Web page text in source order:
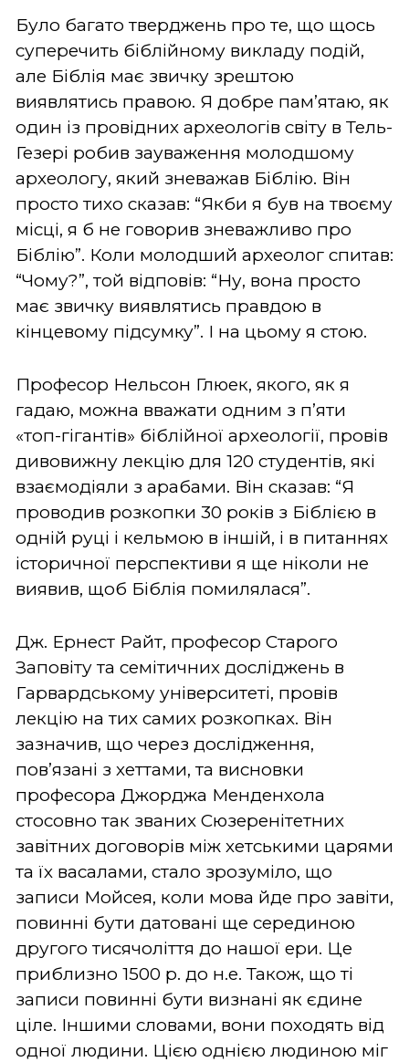
Було багато тверджень про те, що щось
суперечить біблійному викладу подій,
але Біблія має звичку зрештою
виявлятись правою. Я добре пам’ятаю, як
один із провідних археологів світу в Тель-
Гезері робив зауваження молодшому
археологу, який зневажав Біблію. Він
просто тихо сказав: “Якби я був на твоєму
місці, я б не говорив зневажливо про
Біблію”. Коли молодший археолог спитав:
“Чому?”, той відповів: “Ну, вона просто
має звичку виявлятись правдою в
кінцевому підсумку”. І на цьому я стою.
Професор Нельсон Глюек, якого, як я
гадаю, можна вважати одним з п’яти
«топ-гігантів» біблійної археології, провів
дивовижну лекцію для 120 студентів, які
взаємодіяли з арабами. Він сказав: “Я
проводив розкопки 30 років з Біблією в
одній руці і кельмою в іншій, і в питаннях
історичної перспективи я ще ніколи не
виявив, щоб Біблія помилялася”.
Дж. Ернест Райт, професор Старого
Заповіту та семітичних досліджень в
Гарвардському університеті, провів
лекцію на тих самих розкопках. Він
зазначив, що через дослідження,
пов’язані з хеттами, та висновки
професора Джорджа Менденхола
стосовно так званих Сюзеренітетних
завітних договорів між хетськими царями
та їх васалами, стало зрозуміло, що
записи Мойсея, коли мова йде про завіти,
повинні бути датовані ще серединою
другого тисячоліття до нашої ери. Це
приблизно 1500 р. до н.е. Також, що ті
записи повинні бути визнані як єдине
ціле. Іншими словами, вони походять від
одної людини. Цією однією людиною міг